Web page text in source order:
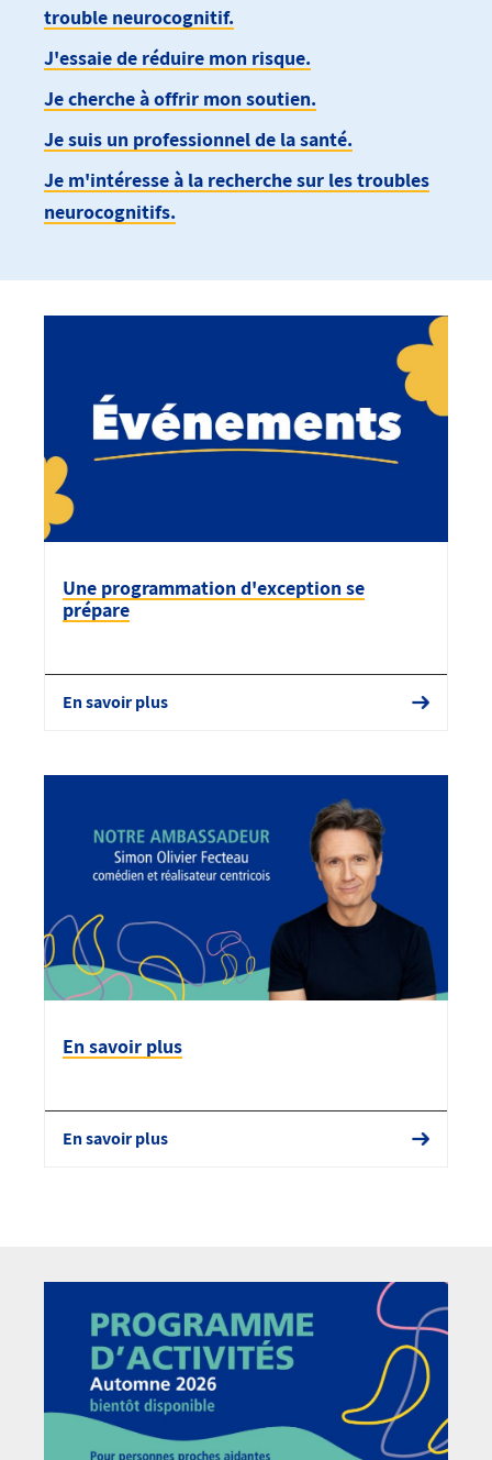
trouble neurocognitif.
J'essaie de réduire mon risque.
Je cherche à offrir mon soutien.
Je suis un professionnel de la santé.
Je m'intéresse à la recherche sur les troubles
neurocognitifs.
Une programmation d'exception se
prépare
En savoir plus
En savoir plus
En savoir plus